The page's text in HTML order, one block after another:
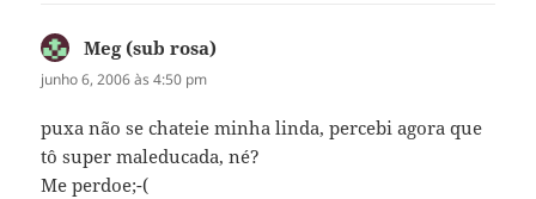
Meg (sub rosa)
junho 6, 2006 às 4:50 pm
puxa não se chateie minha linda, percebi agora que
tô super maleducada, né?
Me perdoe;-(